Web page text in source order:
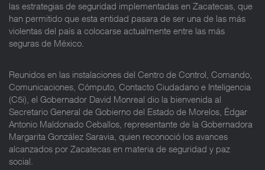
las estrategias de seguridad implementadas en Zacatecas, que
han permitido que esta entidad pasara de ser una de las más
violentas del país a colocarse actualmente entre las más
seguras de México.
Reunidos en las instalaciones del Centro de Control, Comando,
Comunicaciones, Cómputo, Contacto Ciudadano e Inteligencia
(C5i), el Gobernador David Monreal dio la bienvenida al
Secretario General de Gobierno del Estado de Morelos, Édgar
Antonio Maldonado Ceballos, representante de la Gobernadora
Margarita González Saravia, quien reconoció los avances
alcanzados por Zacatecas en materia de seguridad y paz
social.